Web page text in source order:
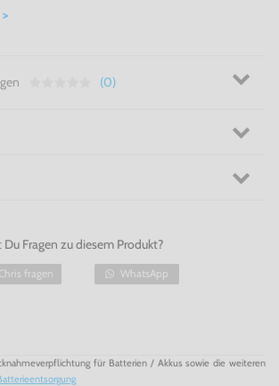
und sorgt mit dem ca. 1,8m langen
Spielekomfort.
(0)
Du Fragen zu diesem Produkt?
Chris fragen WhatsApp
für Batterien / Akkus sowie die weiteren